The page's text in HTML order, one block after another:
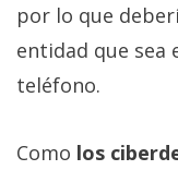
por lo que
entidad que sea
teléfono.
Como los